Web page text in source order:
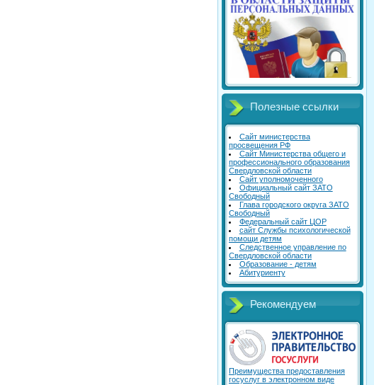
Полезные ссылки
Сайт министерства
просвещения РФ
Сайт Министерства общего и
профессионального образования
Свердловской области
Сайт уполномоченного
Официальный сайт ЗАТО
Свободный
Глава городского округа ЗАТО
Свободный
Федеральный сайт ЦОР
сайт Службы психологической
помощи детям
Следственное управление по
Свердловской области
Образование - детям
Абитуриенту
Рекомендуем
Преимущества предоставления
госуслуг в электронном виде